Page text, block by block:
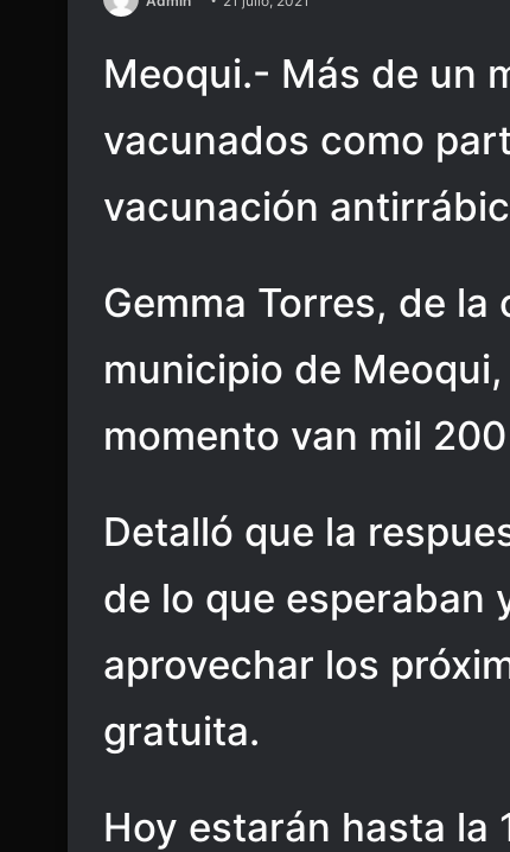
Meoqui.- Más de un
vacunados como
vacunación
Gemma Torres, de
municipio de
momento van mil
Detalló que la
de lo que esperaban
aprovechar los
gratuita.
Hoy estarán hasta la